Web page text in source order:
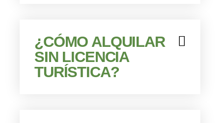
¿CÓMO ALQUILAR
SIN LICENCIA
TURÍSTICA?